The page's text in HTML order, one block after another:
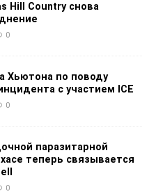
Hill Country снова
0
Хьютона по поводу
с участием ICE
0
паразитарной
теперь связывается
0